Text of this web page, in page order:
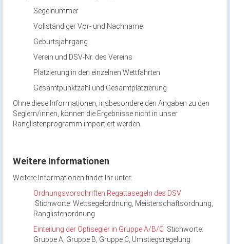
Segelnummer
Vollständiger Vor- und Nachname
Geburtsjahrgang
Verein und DSV-Nr. des Vereins
Platzierung in den einzelnen Wettfahrten
Gesamtpunktzahl und Gesamtplatzierung
Ohne diese Informationen, insbesondere den Angaben zu den
Seglern/innen, können die Ergebnisse nicht in unser
Ranglistenprogramm importiert werden.
Weitere Informationen
Weitere Informationen findet Ihr unter:
Ordnungsvorschriften Regattasegeln des DSV
Stichworte: Wettsegelordnung, Meisterschaftsordnung,
Ranglistenordnung
Einteilung der Optisegler in Gruppe A/B/C Stichworte:
Gruppe A, Gruppe B, Gruppe C, Umstiegsregelung